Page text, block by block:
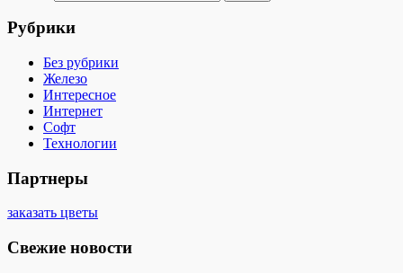
Рубрики
Без рубрики
Железо
Интересное
Интернет
Софт
Технологии
Партнеры
заказать цветы
Свежие новости